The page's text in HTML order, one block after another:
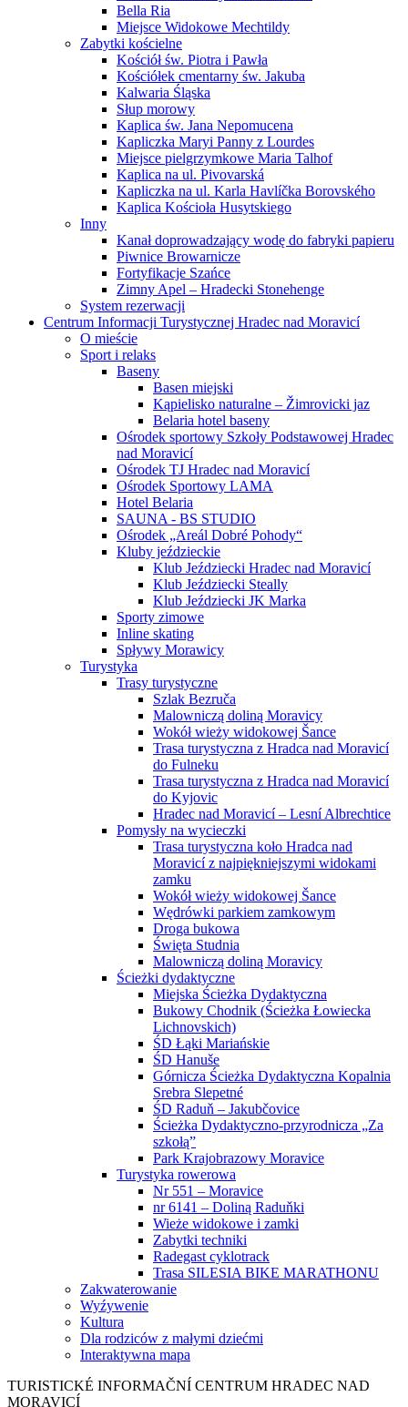
Bella Ria
Miejsce Widokowe Mechtildy
Zabytki kościelne
Kościół św. Piotra i Pawła
Kościółek cmentarny św. Jakuba
Kalwaria Śląska
Słup morowy
Kaplica św. Jana Nepomucena
Kapliczka Maryi Panny z Lourdes
Miejsce pielgrzymkowe Maria Talhof
Kaplica na ul. Pivovarská
Kapliczka na ul. Karla Havlíčka Borovského
Kaplica Kościoła Husytskiego
Inny
Kanał doprowadzający wodę do fabryki papieru
Piwnice Browarnicze
Fortyfikacje Szańce
Zimny Apel – Hradecki Stonehenge
System rezerwacji
Centrum Informacji Turystycznej Hradec nad Moravicí
O mieście
Sport i relaks
Baseny
Basen miejski
Kąpielisko naturalne – Žimrovicki jaz
Belaria hotel baseny
Ośrodek sportowy Szkoły Podstawowej Hradec
nad Moravicí
Ośrodek TJ Hradec nad Moravicí
Ośrodek Sportowy LAMA
Hotel Belaria
SAUNA - BS STUDIO
Ośrodek „Areál Dobré Pohody“
Kluby jeździeckie
Klub Jeździecki Hradec nad Moravicí
Klub Jeździecki Steally
Klub Jeździecki JK Marka
Sporty zimowe
Inline skating
Spływy Morawicy
Turystyka
Trasy turystyczne
Szlak Bezruča
Malowniczą doliną Moravicy
Wokół wieży widokowej Šance
Trasa turystyczna z Hradca nad Moravicí
do Fulneku
Trasa turystyczna z Hradca nad Moravicí
do Kyjovic
Hradec nad Moravicí – Lesní Albrechtice
Pomysły na wycieczki
Trasa turystyczna koło Hradca nad
Moravicí z najpiękniejszymi widokami
zamku
Wokół wieży widokowej Šance
Wędrówki parkiem zamkowym
Droga bukowa
Święta Studnia
Malowniczą doliną Moravicy
Ścieżki dydaktyczne
Miejska Ścieżka Dydaktyczna
Bukowy Chodnik (Ścieżka Łowiecka
Lichnovskich)
ŚD Łąki Mariańskie
ŚD Hanuše
Górnicza Ścieżka Dydaktyczna Kopalnia
Srebra Slepetné
ŚD Raduň – Jakubčovice
Ścieżka Dydaktyczno-przyrodnicza „Za
szkołą”
Park Krajobrazowy Moravice
Turystyka rowerowa
Nr 551 – Moravice
nr 6141 – Doliną Raduňki
Wieże widokowe i zamki
Zabytki techniki
Radegast cyklotrack
Trasa SILESIA BIKE MARATHONU
Zakwaterowanie
Wyźywenie
Kultura
Dla rodziców z małymi dziećmi
Interaktywna mapa
TURISTICKÉ INFORMAČNÍ CENTRUM HRADEC NAD
MORAVICÍ